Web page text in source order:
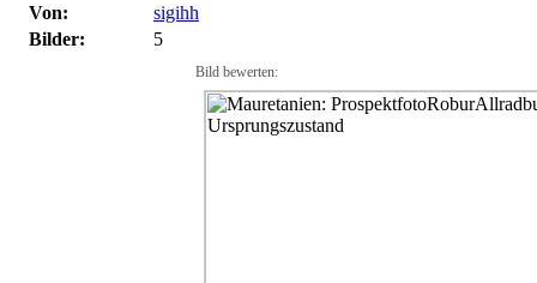
Von:
sigihh
Bilder:
5
Bild bewerten: